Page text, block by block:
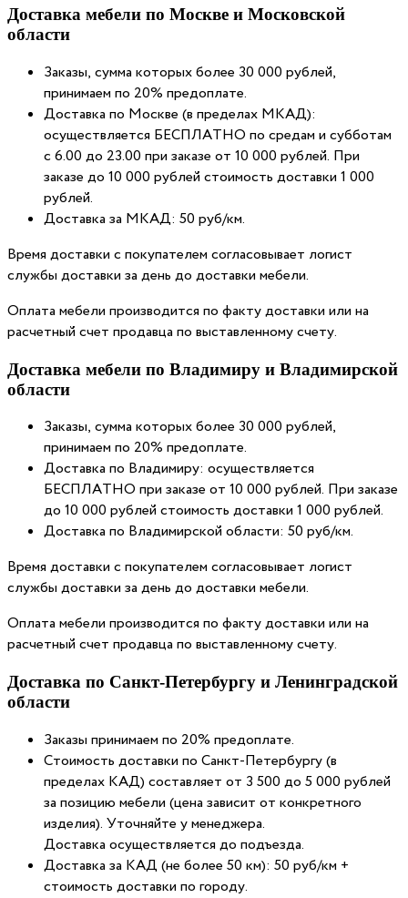
Доставка мебели по Москве и Московской
области
Заказы, сумма которых более 30 000 рублей,
принимаем по 20% предоплате.
Доставка по Москве (в пределах МКАД):
осуществляется БЕСПЛАТНО по средам и субботам
с 6.00 до 23.00 при заказе от 10 000 рублей. При
заказе до 10 000 рублей стоимость доставки 1 000
рублей.
Доставка за МКАД: 50 руб/км.
Время доставки с покупателем согласовывает логист
службы доставки за день до доставки мебели.
Оплата мебели производится по факту доставки или на
расчетный счет продавца по выставленному счету.
Доставка мебели по Владимиру и Владимирской
области
Заказы, сумма которых более 30 000 рублей,
принимаем по 20% предоплате.
Доставка по Владимиру: осуществляется
БЕСПЛАТНО при заказе от 10 000 рублей. При заказе
до 10 000 рублей стоимость доставки 1 000 рублей.
Доставка по Владимирской области: 50 руб/км.
Время доставки с покупателем согласовывает логист
службы доставки за день до доставки мебели.
Оплата мебели производится по факту доставки или на
расчетный счет продавца по выставленному счету.
Доставка по Санкт-Петербургу и Ленинградской
области
Заказы принимаем по 20% предоплате.
Стоимость доставки по Санкт-Петербургу (в
пределах КАД) составляет от 3 500 до 5 000 рублей
за позицию мебели (цена зависит от конкретного
изделия). Уточняйте у менеджера.
Доставка осуществляется до подъезда.
Доставка за КАД (не более 50 км): 50 руб/км +
стоимость доставки по городу.